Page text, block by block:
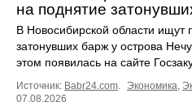
на поднятие
В Новосибирской области ищут
затонувших барж у острова
этом появилась на сайте
Источник: Babr24.com. Экономика,
07.08.2026